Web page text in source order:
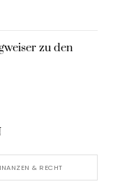
zu den
& RECHT